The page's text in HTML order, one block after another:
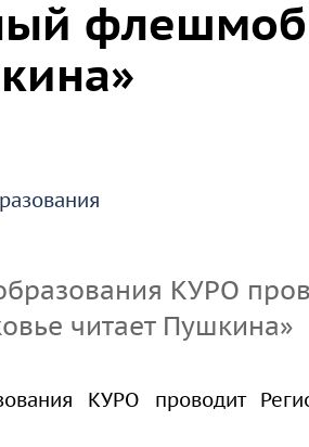
организации
сдачи
экзаменов
тестирование
КУРО
читает Пушкина»
КУРО проводит